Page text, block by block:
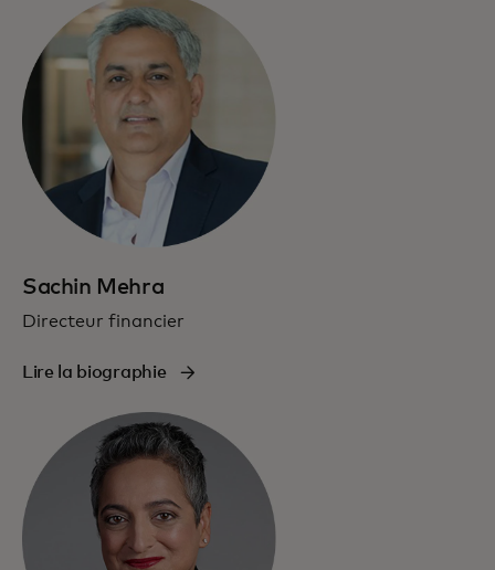
Sachin Mehra
Directeur financier
Lire la biographie